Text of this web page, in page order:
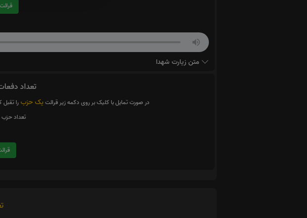
قرائت زیارت شهدا را تقبل میکنم
متن زیارت شهدا
تعداد
در صورت تمایل با کلیک بر روی دکمه زیر قرائت یک حزبرا
تعداد